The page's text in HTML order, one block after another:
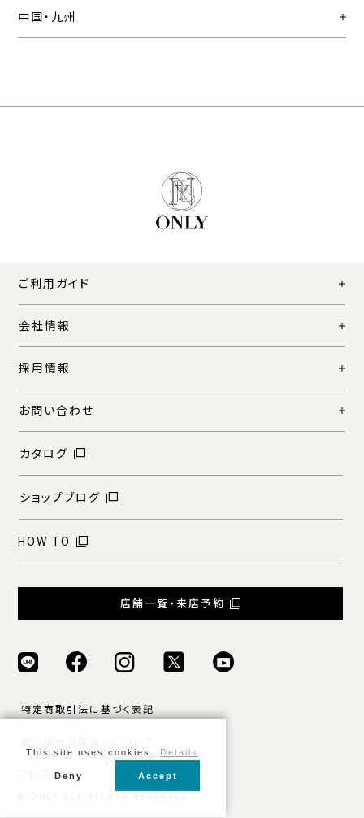
中国・九州
ご利用ガイド
会社情報
採用情報
お問い合わせ
カタログ
ショップブログ
HOW TO
店舗一覧・来店予約
特定商取引法に基づく表記
ご利用規約
This site uses cookies. Details
Deny Accept